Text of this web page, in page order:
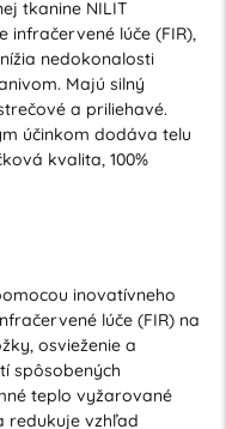
tkanine NILIT
infračervené lúče (FIR),
nedokonalosti
Majú silný
a priliehavé.
účinkom dodáva telu
kvalita, 100%
inovatívneho
lúče (FIR) na
osvieženie a
spôsobených
teplo vyžarované
redukuje vzhľad